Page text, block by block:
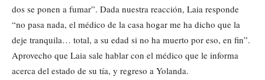
dos se ponen a fumar”. Dada nuestra reacción, Laia responde
“no pasa nada, el médico de la casa hogar me ha dicho que la
deje tranquila… total, a su edad si no ha muerto por eso, en fin”.
Aprovecho que Laia sale hablar con el médico que le informa
acerca del estado de su tía, y regreso a Yolanda.